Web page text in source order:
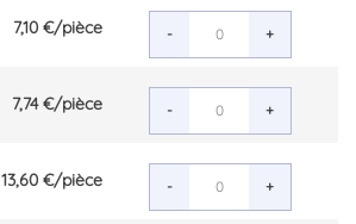
7,10 €/pièce - +
7,74 €/pièce - +
13,60 €/pièce - +